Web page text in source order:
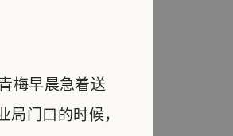
梅早晨急着送
门口的时候，